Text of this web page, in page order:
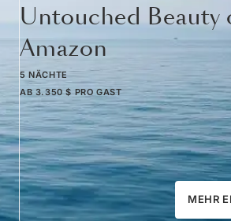
Untouched Beauty
Amazon
5 NÄCHTE
AB 3.350 $ PRO GAST
MEHR